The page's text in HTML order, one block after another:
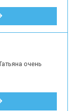
детей и 2
очень
на русском